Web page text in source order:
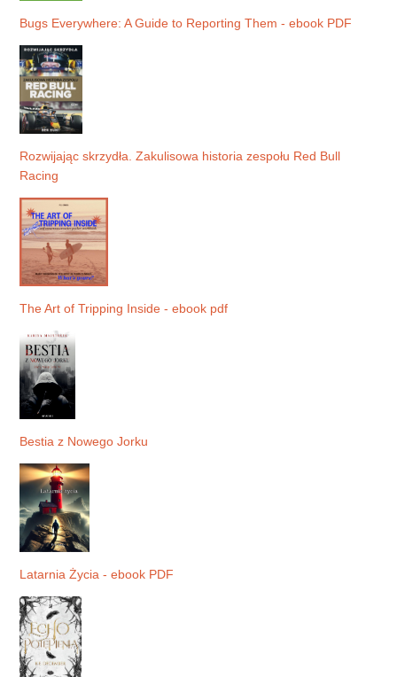
Bugs Everywhere: A Guide to Reporting Them - ebook PDF
Rozwijając skrzydła. Zakulisowa historia zespołu Red Bull
Racing
The Art of Tripping Inside - ebook pdf
Bestia z Nowego Jorku
Latarnia Życia - ebook PDF